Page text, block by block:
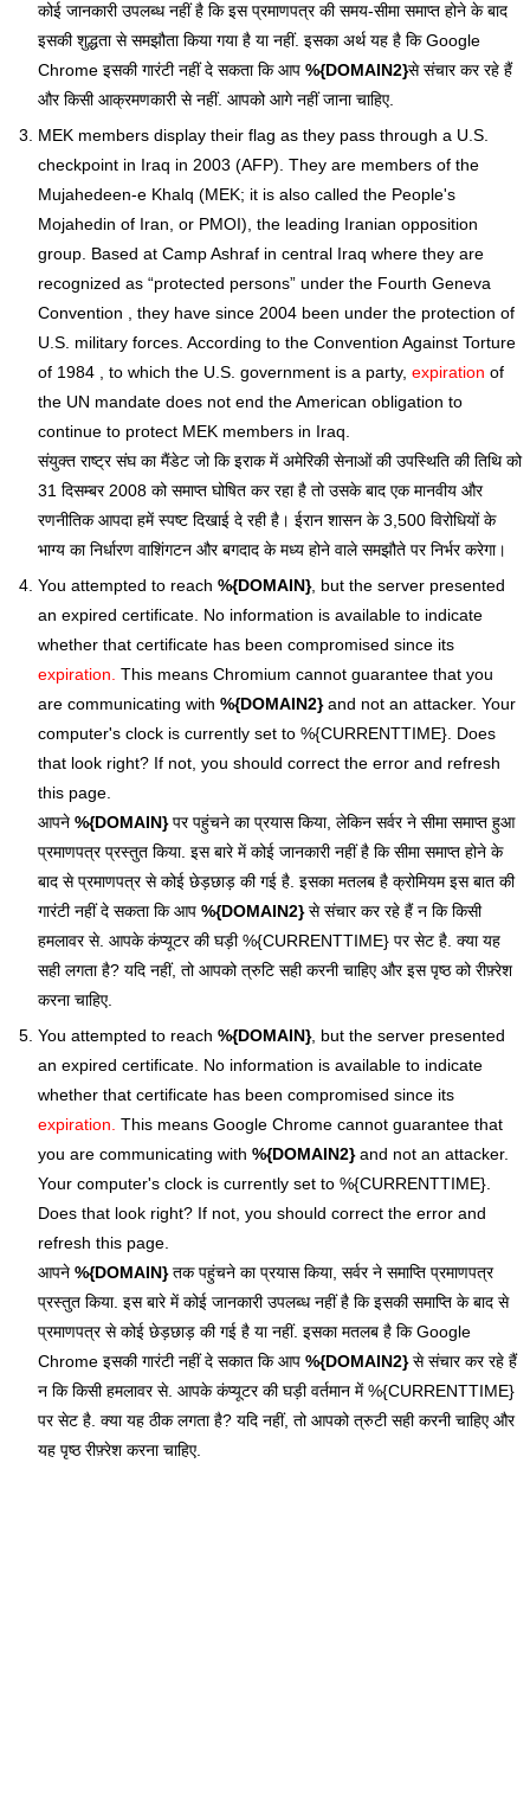
कोई जानकारी उपलब्ध नहीं है कि इस प्रमाणपत्र की समय-सीमा समाप्त होने के बाद
इसकी शुद्धता से समझौता किया गया है या नहीं. इसका अर्थ यह है कि Google
Chrome इसकी गारंटी नहीं दे सकता कि आप %{DOMAIN2}से संचार कर रहे हैं
और किसी आक्रमणकारी से नहीं. आपको आगे नहीं जाना चाहिए.
MEK members display their flag as they pass through a U.S.
checkpoint in Iraq in 2003 (AFP). They are members of the
Mujahedeen-e Khalq (MEK; it is also called the People's
Mojahedin of Iran, or PMOI), the leading Iranian opposition
group. Based at Camp Ashraf in central Iraq where they are
recognized as “protected persons” under the Fourth Geneva
Convention , they have since 2004 been under the protection of
U.S. military forces. According to the Convention Against Torture
of 1984 , to which the U.S. government is a party, expiration of
the UN mandate does not end the American obligation to
continue to protect MEK members in Iraq.
संयुक्त राष्ट्र संघ का मैंडेट जो कि इराक में अमेरिकी सेनाओं की उपस्थिति की तिथि को
31 दिसम्बर 2008 को समाप्त घोषित कर रहा है तो उसके बाद एक मानवीय और
रणनीतिक आपदा हमें स्पष्ट दिखाई दे रही है। ईरान शासन के 3,500 विरोधियों के
भाग्य का निर्धारण वाशिंगटन और बगदाद के मध्य होने वाले समझौते पर निर्भर करेगा।
You attempted to reach %{DOMAIN}, but the server presented
an expired certificate. No information is available to indicate
whether that certificate has been compromised since its
expiration. This means Chromium cannot guarantee that you
are communicating with %{DOMAIN2}and not an attacker. Your
computer's clock is currently set to %{CURRENTTIME}. Does
that look right? If not, you should correct the error and refresh
this page.
आपने %{DOMAIN}पर पहुंचने का प्रयास किया, लेकिन सर्वर ने सीमा समाप्त हुआ
प्रमाणपत्र प्रस्तुत किया. इस बारे में कोई जानकारी नहीं है कि सीमा समाप्त होने के
बाद से प्रमाणपत्र से कोई छेड़छाड़ की गई है. इसका मतलब है क्रोमियम इस बात की
गारंटी नहीं दे सकता कि आप %{DOMAIN2}से संचार कर रहे हैं न कि किसी
हमलावर से. आपके कंप्यूटर की घड़ी %{CURRENTTIME} पर सेट है. क्या यह
सही लगता है? यदि नहीं, तो आपको त्रुटि सही करनी चाहिए और इस पृष्ठ को रीफ़्रेश
करना चाहिए.
You attempted to reach %{DOMAIN}, but the server presented
an expired certificate. No information is available to indicate
whether that certificate has been compromised since its
expiration. This means Google Chrome cannot guarantee that
you are communicating with %{DOMAIN2}and not an attacker.
Your computer's clock is currently set to %{CURRENTTIME}.
Does that look right? If not, you should correct the error and
refresh this page.
आपने %{DOMAIN}तक पहुंचने का प्रयास किया, सर्वर ने समाप्ति प्रमाणपत्र
प्रस्तुत किया. इस बारे में कोई जानकारी उपलब्ध नहीं है कि इसकी समाप्ति के बाद से
प्रमाणपत्र से कोई छेड़छाड़ की गई है या नहीं. इसका मतलब है कि Google
Chrome इसकी गारंटी नहीं दे सकात कि आप %{DOMAIN2}से संचार कर रहे हैं
न कि किसी हमलावर से. आपके कंप्यूटर की घड़ी वर्तमान में %{CURRENTTIME}
पर सेट है. क्या यह ठीक लगता है? यदि नहीं, तो आपको त्रुटी सही करनी चाहिए और
यह पृष्ठ रीफ़्रेश करना चाहिए.